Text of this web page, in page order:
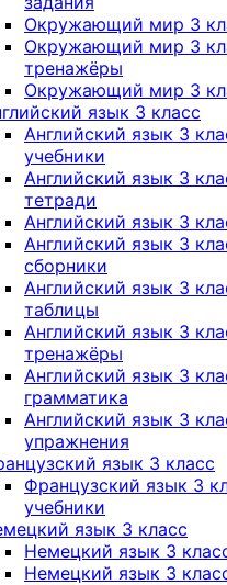
Окружающий мир 3
Окружающий мир 3
тренажёры
Окружающий мир 3
язык 3 класс
Английский язык 3
учебники
Английский язык 3
тетради
Английский язык 3
Английский язык 3
сборники
Английский язык 3
таблицы
Английский язык 3
тренажёры
Английский язык 3
грамматика
Английский язык 3
упражнения
язык 3 класс
Французский язык 3
учебники
язык 3 класс
Немецкий язык 3
Немецкий язык 3